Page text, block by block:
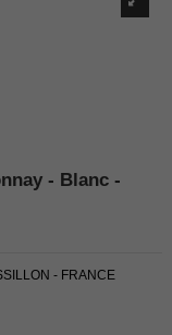
- Blanc -
- FRANCE